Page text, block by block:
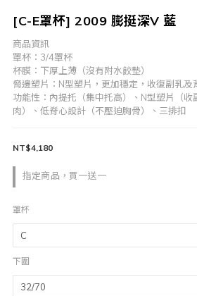
[C-E罩杯] 2009 膨挺深V 藍
商品資訊
罩杯：3/4罩杯
杯膜：下厚上薄（沒有附水餃墊）
脅邊塑片：N型塑片，更加穩定，收復副乳及
功能性：內提托（集中托高）、N型塑片（
肉）、低脊心設計（不壓迫胸骨）、三排扣
指定商品，買一送一
NT$4,180
罩杯
下圍